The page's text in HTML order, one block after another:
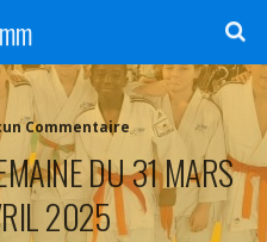
Commentaire
DU 31 MARS
2025